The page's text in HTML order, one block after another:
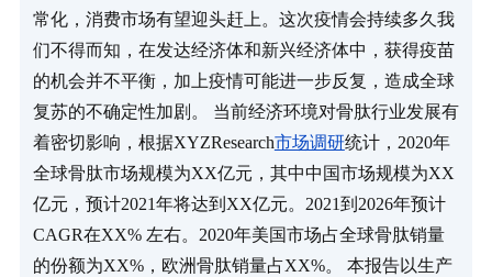
常化，消费市场有望迎头赶上。这次疫情会持续多久我
们不得而知，在发达经济体和新兴经济体中，获得疫苗
的机会并不平衡，加上疫情可能进一步反复，造成全球
复苏的不确定性加剧。 当前经济环境对骨肽行业发展有
着密切影响，根据XYZResearch市场调研统计，2020年
全球骨肽市场规模为XX亿元，其中中国市场规模为XX
亿元，预计2021年将达到XX亿元。2021到2026年预计
CAGR在XX% 左右。2020年美国市场占全球骨肽销量
的份额为XX%，欧洲骨肽销量占XX%。 本报告以生产